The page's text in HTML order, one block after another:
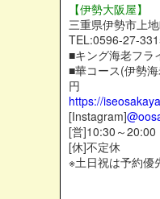
【伊勢大阪屋】
三重県伊勢市上
TEL:0596-27-
■キング海老フ
■華コース(伊勢
円
https://
[Instagram]
[営]10:30～20:00
[休]不定休
※土日祝は予約優